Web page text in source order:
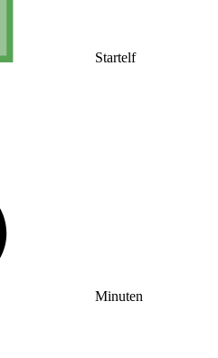
Startelf
Minuten